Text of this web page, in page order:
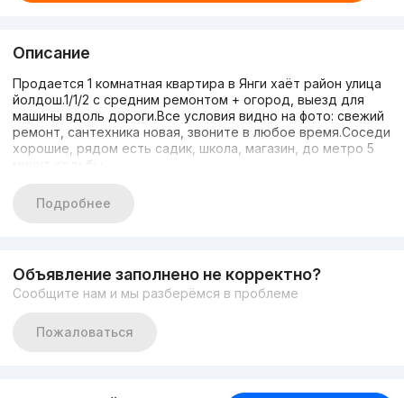
Описание
Продается 1 комнатная квартира в Янги хаёт район улица
йолдош.1/1/2 с средним ремонтом + огород, выезд для
машины вдоль дороги.Все условия видно на фото: свежий
ремонт, сантехника новая, звоните в любое время.Соседи
хорошие, рядом есть садик, школа, магазин, до метро 5
минут ходьбы.
Подробнее
Объявление заполнено не корректно?
Сообщите нам и мы разберёмся в проблеме
Пожаловаться